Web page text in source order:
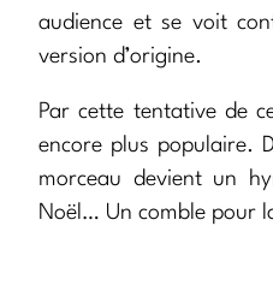
audience et se voit
version d’origine.
Par cette tentative de
encore plus populaire.
morceau devient un
Noël… Un comble pour